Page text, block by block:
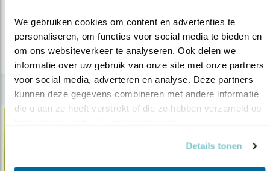
We gebruiken cookies om content en advertenties te
personaliseren, om functies voor social media te bieden en
om ons websiteverkeer te analyseren. Ook delen we
informatie over uw gebruik van onze site met onze partners
voor social media, adverteren en analyse. Deze partners
kunnen deze gegevens combineren met andere informatie
die u aan ze heeft verstrekt of die ze hebben verzameld op
Details tonen
lees meer